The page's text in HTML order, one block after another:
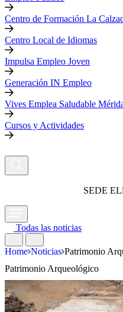
Centro de Formación La
Centro Local de Idiomas
Impulsa Empleo Joven
Generación IN Empleo
Vives Emplea Saludable
Cursos y Actividades
SEDE
Todas las noticias
Home Noticias Patrimonio
Patrimonio Arqueológico